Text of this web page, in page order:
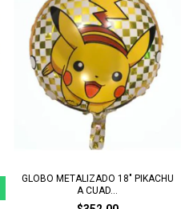
GLOBO METALIZADO 18" PIKACHU
A CUAD...